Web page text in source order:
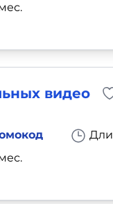
видео
фитнес